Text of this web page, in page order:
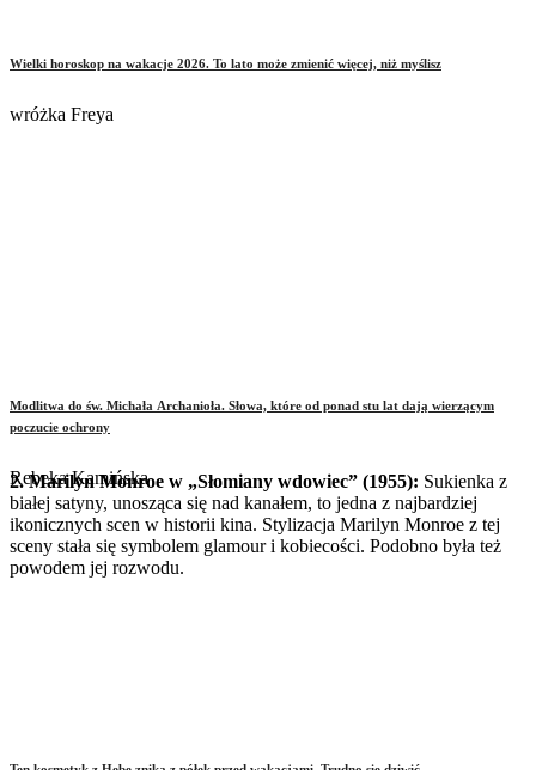
Wielki horoskop na wakacje 2026. To lato może zmienić więcej, niż myślisz
wróżka Freya
Modlitwa do św. Michała Archanioła. Słowa, które od ponad stu lat dają wierzącym
poczucie ochrony
Rebeka Kamińska
2. Marilyn Monroe w „Słomiany wdowiec” (1955): Sukienka z
białej satyny, unosząca się nad kanałem, to jedna z najbardziej
ikonicznych scen w historii kina. Stylizacja Marilyn Monroe z tej
sceny stała się symbolem glamour i kobiecości. Podobno była też
powodem jej rozwodu.